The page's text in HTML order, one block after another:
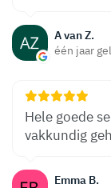
A van Z.
één jaar
Emma B.
Hele goede
vakkundig